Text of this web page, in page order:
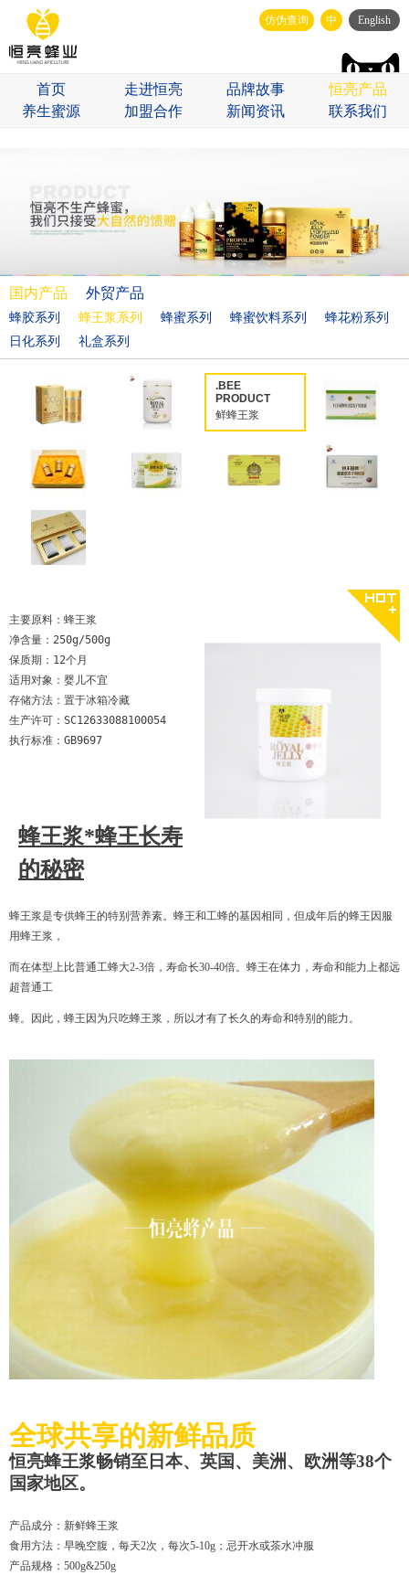
仿伪查询 中 English
首页 走进恒亮 品牌故事
恒亮产品
养生蜜源
加盟合作 新闻资讯 联系我们
国内产品 外贸产品
蜂胶系列 蜂王浆系列 蜂蜜系列 蜂蜜饮料系列
蜂花粉系列
日化系列
礼盒系列
.BEE
PRODUCT
鲜蜂王浆
主要原料：蜂王浆
净含量：250g/500g
保质期：12个月
适用对象：婴儿不宜
存储方法：置于冰箱冷藏
生产许可：SC12633088100054
执行标准：GB9697
蜂王浆*蜂王长寿
的秘密
蜂王浆是专供蜂王的特别营养素。蜂王和工蜂的基因相同，但成年后的蜂王因服
用蜂王浆，
而在体型上比普通工蜂大2-3倍，寿命长30-40倍。蜂王在体力，寿命和能力上都远
超普通工
蜂。因此，蜂王因为只吃蜂王浆，所以才有了长久的寿命和特别的能力。
全球共享的新鲜品质
恒亮蜂王浆畅销至日本、英国、美洲、欧洲等38个
国家地区。
产品成分：新鲜蜂王浆
食用方法：早晚空腹，每天2次，每次5-10g；忌开水或茶水冲服
产品规格：500g&250g